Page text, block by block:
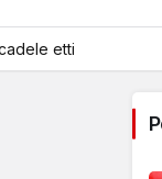
etti